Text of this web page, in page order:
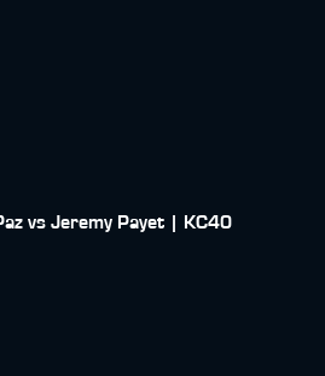
vs Jeremy Payet | KC40